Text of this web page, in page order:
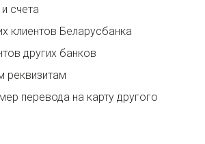
счета
клиентов Беларусбанка
других банков
реквизитам
перевода на карту другого